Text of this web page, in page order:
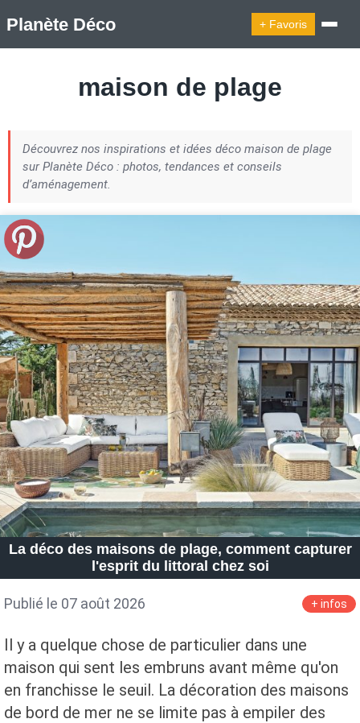
Planète Déco + Favoris
Appartement Design
Design Suédois En Quelques Photos
Maison En Ville
Tendance
La Décoration Selon Votre Signe Astrologique
Les Trouvailles Déco Du Jour
Loft
Maison Appartement Écologique
Maison Container/container House
Maison D'hôtes
Maison Et Appartement Vintage
On Décode La Déco
Petite Surface
Piscine Question De Style
Renovation
Revue De Week End
Tiny House
maison de plage
Découvrez nos inspirations et idées déco maison de plage
sur Planète Déco : photos, tendances et conseils
d’aménagement.
La déco des maisons de plage, comment capturer
l'esprit du littoral chez soi
Publié le 07 août 2026 + infos
Il y a quelque chose de particulier dans une
maison qui sent les embruns avant même qu'on
en franchisse le seuil. La décoration des maisons
de bord de mer ne se limite pas à empiler des